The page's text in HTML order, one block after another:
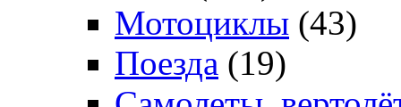
Мотоциклы (43)
Поезда (19)